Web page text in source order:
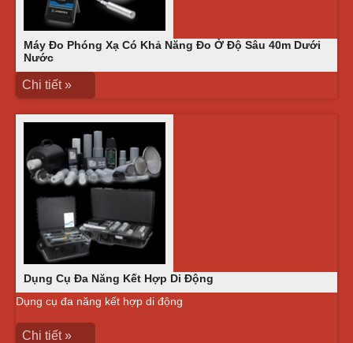
Máy Đo Phóng Xạ Có Khả Năng Đo Ở Độ Sâu 40m Dưới
Nước
Chi tiết »
Dụng Cụ Đa Năng Kết Hợp Di Động
Dụng cụ đa năng kết hợp di động
Chi tiết »